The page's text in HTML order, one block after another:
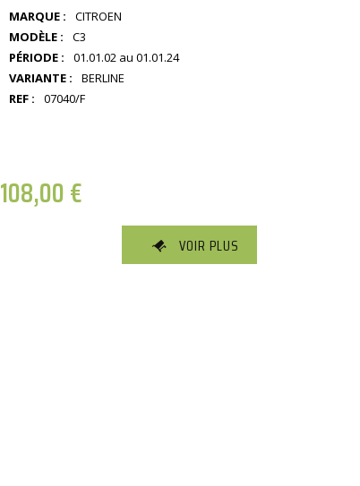
MARQUE :
CITROEN
MODÈLE :
C3
PÉRIODE :
01.01.02 au 01.01.24
VARIANTE :
BERLINE
REF :
07040/F
108,00€
VOIR PLUS